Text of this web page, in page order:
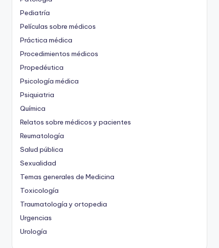
Pediatría
Películas sobre médicos
Práctica médica
Procedimientos médicos
Propedéutica
Psicología médica
Psiquiatria
Química
Relatos sobre médicos y pacientes
Reumatología
Salud pública
Sexualidad
Temas generales de Medicina
Toxicología
Traumatología y ortopedia
Urgencias
Urología